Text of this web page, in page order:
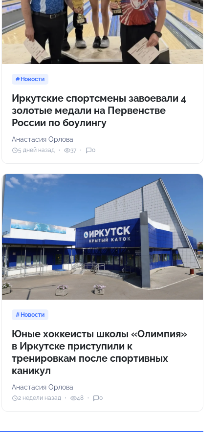
Новости
Иркутские спортсмены завоевали 4
золотые медали на Первенстве
России по боулингу
Анастасия Орлова
5 дней назад 37 0
Новости
Юные хоккеисты школы «Олимпия»
в Иркутске приступили к
тренировкам после спортивных
каникул
Анастасия Орлова
2 недели назад 48 0